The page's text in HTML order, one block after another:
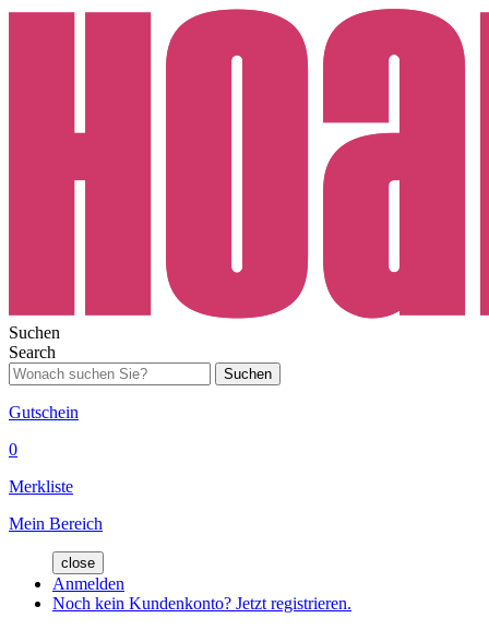
Suchen
Search
Suchen
Gutschein
0
Merkliste
Mein Bereich
close
Anmelden
Noch kein Kundenkonto? Jetzt registrieren.